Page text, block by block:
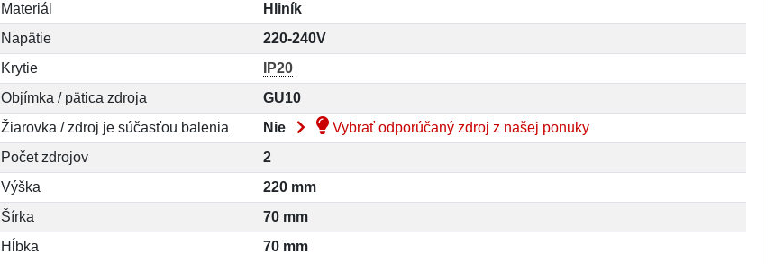
Materiál
Hliník
Napätie
220-240V
Krytie
IP20
Objímka / pätica zdroja
GU10
Žiarovka / zdroj je súčasťou balenia
Nie
Vybrať odporúčaný zdroj z našej ponuky
Počet zdrojov
2
Výška
220 mm
Šírka
70 mm
Hĺbka
70 mm